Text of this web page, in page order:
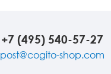
+7 (495) 540-57-27
post@cogito-shop.com